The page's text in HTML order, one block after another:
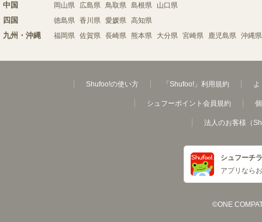
中国 岡山県 広島県 鳥取県 島根県 山口県
四国 徳島県 香川県 愛媛県 高知県
九州・沖縄 福岡県 佐賀県 長崎県 熊本県 大分県 宮崎県 鹿児島県 沖縄県
Shufoo!の使い方 「Shufoo!」利用規約 よ
シュフーポイント会員規約
法人のお客様（
シュフーチ
アプリなら
©ONE